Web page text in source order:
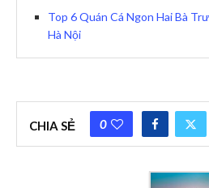
Top 6 Quán Cá Ngon Hai Bà
Hà Nội
CHIA SẺ 0